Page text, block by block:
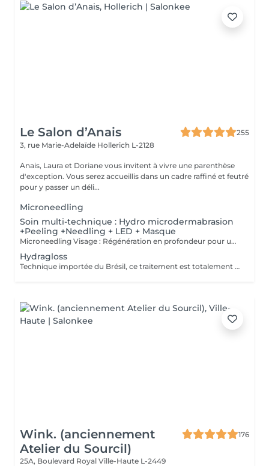
Le Salon d’Anais
255
3, rue Marie-Adelaïde Hollerich L-2128
Anais, Laura et Doriane vous invitent à vivre une parenthèse
d'exception. Vous serez accueillis dans un cadre raffiné et feutré
pour y passer un déli...
Microneedling
Soin multi-technique : Hydro microdermabrasion
+Peeling +Needling + LED + Masque
Microneedling Visage : Régénération en profondeur pour une peau visiblement transformée Le microneedling est un soin de revitalisation cutanée non invasif qui consiste à créer de microperforations contrôlées à l'aide d'un stylo électrique doté de fines aiguilles stériles. Ces microperforations stimulent naturellement la production de collagène et d'élastine, déclenchant un processus de régénération cellulaire intense. AVANTAGES DU SOIN - Atténue les ridules et les rides - Réduit les cicatrices d'acné et les imperfections - Améliore la fermeté et l'élasticité de la peau - Estompe les taches pigmentaires et le teint irrégulier - Resserre les pores dilatés - Apporte de l'éclat et un effet peau neuve Le microneedling peut être personnalisé selon les besoins grâce à l'application de sérums ciblés (acide hyaluronique, vitamine C, peptides, etc.) qui pénètrent plus profondément grâce aux microcanaux créés. CONTRE INDICATIONS - Grossesse, allaitement - Pas d'exposition solaire 48h avant et 7 jours après le soin - Traitement lourd par chimio (attendre 1 an) et par antibiotique ou Roaccutane et dérivé (attendre 6 mois) - Prise d'anticoagulant - Maladie auto-immune (diabète, maladie mal contrôlée, ...) - Injection botox (attendre 2 semaines) et de produits de comblement (attendre 4 semaines) - Prise d'anti-inflammatoire pendant plus de 5 jours - Acné active - Cicatrices chéloïdes
Hydragloss
Technique importée du Brésil, ce traitement est totalement personnalisé. Peu invasif, il est profond et spécifiquement conçu pour les lèvres. Ce soin consiste à faire pénétrer des actifs dont l'acide hyaluronique pour donner du volume, combler, repulper, hydrater et nourrir les lèvres, à l'aide de micro ou nano aiguilles qui grâce à leur passage dans la lèvre, permettent de stimuler le métabolisme de régénération cellulaire, favorisant ainsi la synthèse naturelle de collagène et élastine.
Wink. (anciennement
Atelier du Sourcil)
176
25A, Boulevard Royal Ville-Haute L-2449